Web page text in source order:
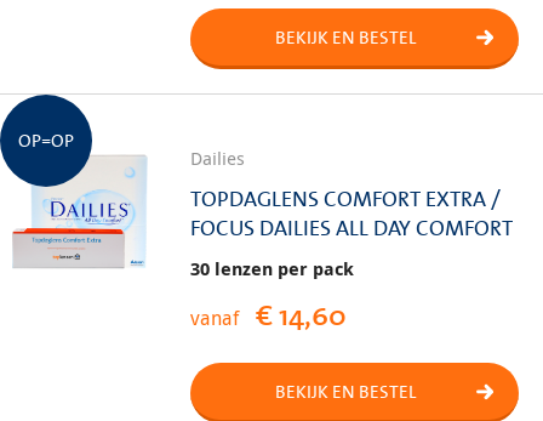
BEKIJK EN BESTEL
Dailies
TOPDAGLENS COMFORT EXTRA /
FOCUS DAILIES ALL DAY COMFORT
30 lenzen per pack
vanaf € 14,60
BEKIJK EN BESTEL
OP=OP